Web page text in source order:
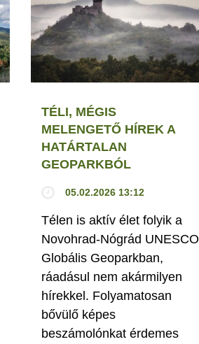
TÉLI, MÉGIS
MELENGETŐ HÍREK A
HATÁRTALAN
GEOPARKBÓL
05.02.2026 13:12
Télen is aktív élet folyik a
Novohrad-Nógrád UNESCO
Globális Geoparkban,
ráadásul nem akármilyen
hírekkel. Folyamatosan
bővülő képes
beszámolónkat érdemes